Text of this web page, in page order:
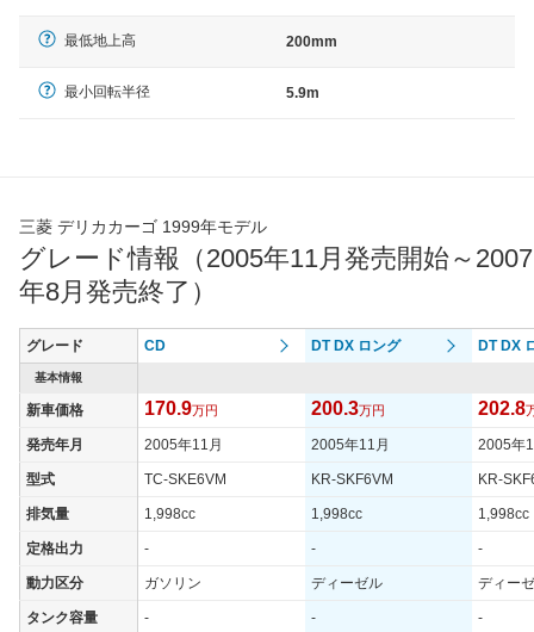
最低地上高 200mm
最小回転半径 5.9m
三菱 デリカカーゴ 1999年モデル
グレード情報（2005年11月発売開始～2007
年8月発売終了）
グレード CD DT DX ロング DT DX
基本情報
新車価格 170.9万円 200.3万円 202.8
発売年月 2005年11月 2005年11月 2005年
型式 TC-SKE6VM KR-SKF6VM KR-
排気量 1,998cc 1,998cc 1,998cc
定格出力 - - -
動力区分 ガソリン ディーゼル ディー
タンク容量 - - -